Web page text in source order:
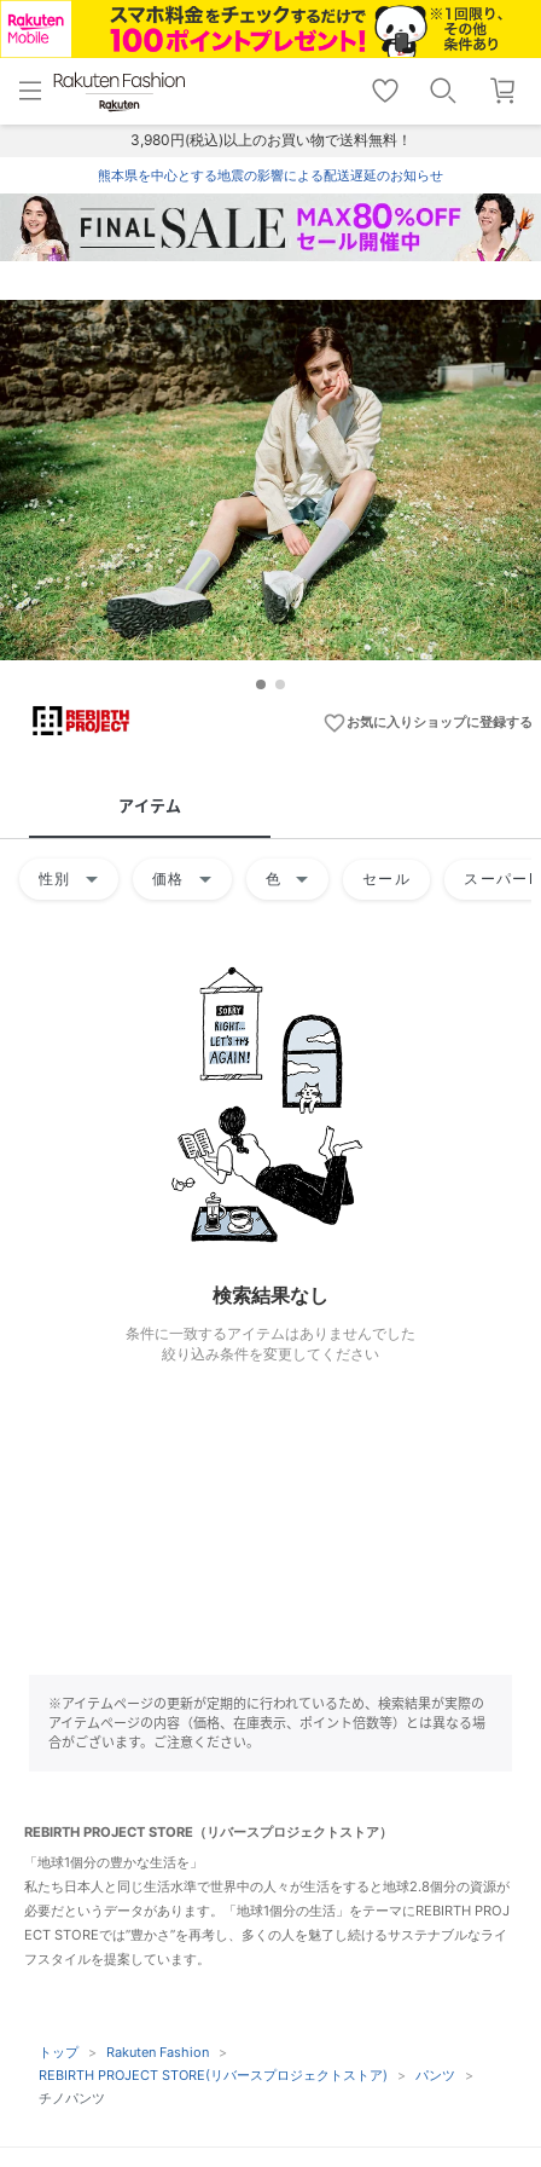
menu home
トップ
shopping_cart lock_outline
ログイン
3,980円(税込)以上のお買い物で送料無料！
熊本県を中心とする地震の影響による配送遅延のお知らせ
favorite_borderお気に入りショップに登録する
アイテム
性別 arrow_drop_down 価格 arrow_drop_down 色 arrow_drop_down セール スーパー
検索結果なし
条件に一致するアイテムはありませんでした
絞り込み条件を変更してください
※アイテムページの更新が定期的に行われているため、検索結果が実際の
アイテムページの内容（価格、在庫表示、ポイント倍数等）とは異なる場
合がございます。ご注意ください。
REBIRTH PROJECT STORE（リバースプロジェクトストア）
「地球1個分の豊かな生活を」
私たち日本人と同じ生活水準で世界中の人々が生活をすると地球2.8個分の資源が
必要だというデータがあります。「地球1個分の生活」をテーマにREBIRTH PROJ
ECT STOREでは”豊かさ”を再考し、多くの人を魅了し続けるサステナブルなライ
フスタイルを提案しています。
トップ
Rakuten Fashion
REBIRTH PROJECT STORE(リバースプロジェクトストア)
パンツ
チノパンツ